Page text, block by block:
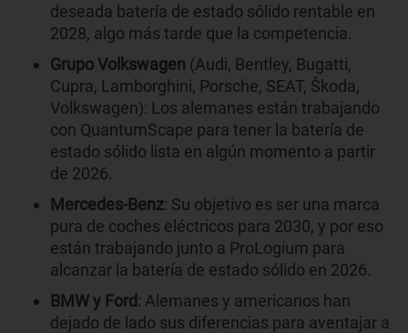
deseada batería de estado sólido rentable en
2028, algo más tarde que la competencia.
Grupo Volkswagen (Audi, Bentley, Bugatti,
Cupra, Lamborghini, Porsche, SEAT, Škoda,
Volkswagen): Los alemanes están trabajando
con QuantumScape para tener la batería de
estado sólido lista en algún momento a partir
de 2026.
Mercedes-Benz: Su objetivo es ser una marca
pura de coches eléctricos para 2030, y por eso
están trabajando junto a ProLogium para
alcanzar la batería de estado sólido en 2026.
BMW y Ford : Alemanes y americanos han
dejado de lado sus diferencias para aventajar a